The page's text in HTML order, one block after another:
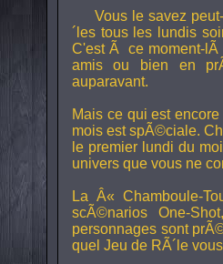
Vous le savez
´les tous les lundis
C'est Ã ce moment-lÃ
amis ou bien en
auparavant.
Mais ce qui est
mois est spÃ©ciale.
le premier lundi du
univers que vous ne
La Â« Chamboule-
scÃ©narios One-
personnages sont
quel Jeu de RÃ´le